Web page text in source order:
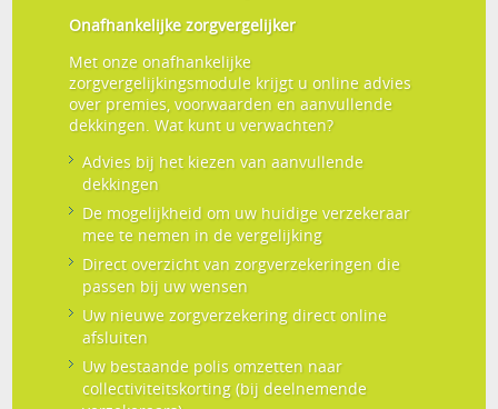
Onafhankelijke zorgvergelijker
Met onze onafhankelijke
zorgvergelijkingsmodule krijgt u online advies
over premies, voorwaarden en aanvullende
dekkingen. Wat kunt u verwachten?
Advies bij het kiezen van aanvullende
dekkingen
De mogelijkheid om uw huidige verzekeraar
mee te nemen in de vergelijking
Direct overzicht van zorgverzekeringen die
passen bij uw wensen
Uw nieuwe zorgverzekering direct online
afsluiten
Uw bestaande polis omzetten naar
collectiviteitskorting (bij deelnemende